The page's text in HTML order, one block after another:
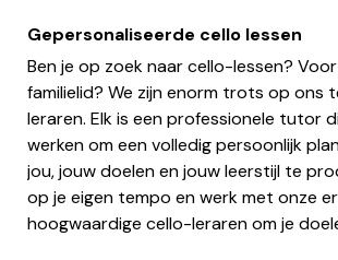
Gepersonaliseerde cello lessen
Ben je op zoek naar cello-lessen?
familielid? We zijn enorm trots op ons
leraren. Elk is een professionele tutor
werken om een volledig persoonlijk
jou, jouw doelen en jouw leerstijl te
op je eigen tempo en werk met onze
hoogwaardige cello-leraren om je